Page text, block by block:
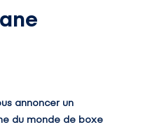
annoncer un
du monde de boxe